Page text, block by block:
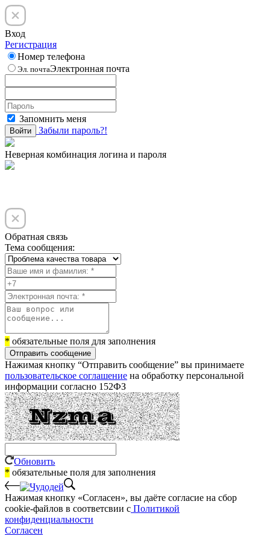
Вход
Регистрация
Номер телефона
Эл. почтаЭлектронная почта
Запомнить меня
Войти Забыли пароль?!
Неверная комбинация логина и пароля
Обратная связь
Тема сообщения:
* обязательные поля для заполнения
Отправить сообщение
Нажимая кнопку “Отправить сообщение” вы принимаете
пользовательское соглашение на обработку персональной
информации согласно 152ФЗ
Обновить
* обязательные поля для заполнения
Нажимая кнопку «Согласен», вы даёте cогласие на сбор
cookie-файлов в соответсвии с Политикой
конфиденциальности
Согласен